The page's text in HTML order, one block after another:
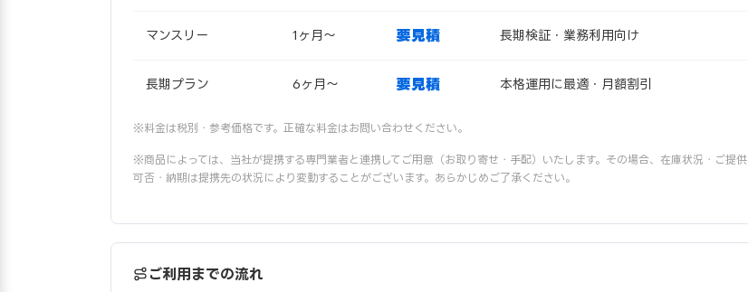
マンスリー 1ヶ月〜 要見積 長期検証・業務利用向け
長期プラン 6ヶ月〜 要見積 本格運用に最適・月額割引
※料金は税別・参考価格です。正確な料金はお問い合わせください。
※商品によっては、当社が提携する専門業者と連携してご用意（お取り寄せ・手配）いたします。その場合、在庫状況・ご提供
可否・納期は提携先の状況により変動することがございます。あらかじめご了承ください。
ご利用までの流れ